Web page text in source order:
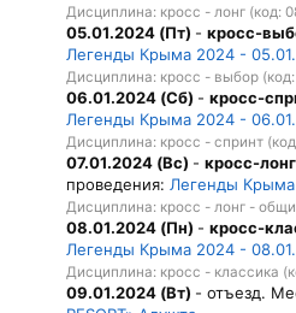
Дисциплина: кросс - лонг (код:
05.01.2024 (Пт) - кросс-
Легенды Крыма 2024 -
Дисциплина: кросс - выбор (код:
06.01.2024 (Сб) - кросс-
Легенды Крыма 2024 -
Дисциплина: кросс - спринт
07.01.2024 (Вс) - кросс-
проведения: Легенды Крыма
Дисциплина: кросс - лонг -
08.01.2024 (Пн) - кросс-
Легенды Крыма 2024 -
Дисциплина: кросс - классика
09.01.2024 (Вт) - отъезд.